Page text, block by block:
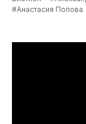
#Анастасия Попова